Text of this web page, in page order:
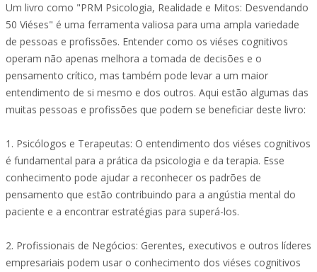
Um livro como "PRM Psicologia, Realidade e Mitos: Desvendando
50 Viéses" é uma ferramenta valiosa para uma ampla variedade
de pessoas e profissões. Entender como os viéses cognitivos
operam não apenas melhora a tomada de decisões e o
pensamento crítico, mas também pode levar a um maior
entendimento de si mesmo e dos outros. Aqui estão algumas das
muitas pessoas e profissões que podem se beneficiar deste livro:
1. Psicólogos e Terapeutas: O entendimento dos viéses cognitivos
é fundamental para a prática da psicologia e da terapia. Esse
conhecimento pode ajudar a reconhecer os padrões de
pensamento que estão contribuindo para a angústia mental do
paciente e a encontrar estratégias para superá-los.
2. Profissionais de Negócios: Gerentes, executivos e outros líderes
empresariais podem usar o conhecimento dos viéses cognitivos